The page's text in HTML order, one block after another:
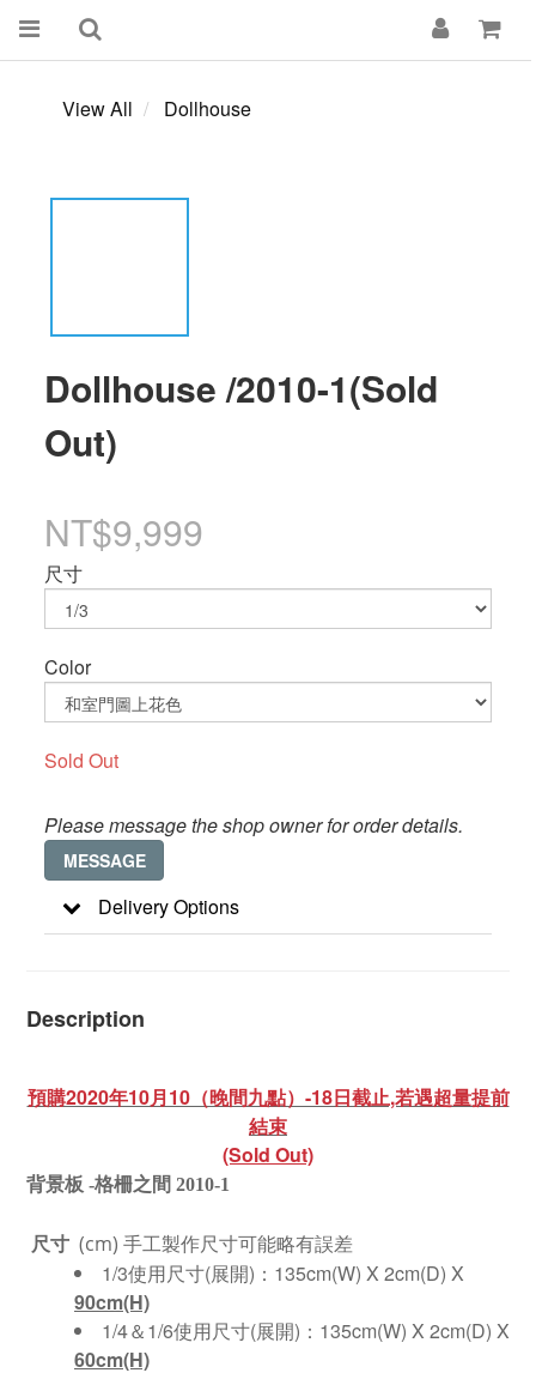
View All Dollhouse
Dollhouse /2010-1(Sold
Out)
NT$9,999
尺寸
Color
Sold Out
Please message the shop owner for order details.
MESSAGE
Delivery Options
Description
預購2020年10月10（晚間九點）-18日截止,若遇超量提前
結束
(Sold Out)
背景板 -格柵之間 2010-1
尺寸 (cm) 手工製作尺寸可能略有誤差
1/3使用尺寸(展開)： 135cm(W) X 2cm(D) X
90cm(H)
1/4＆1/6使用尺寸(展開)： 135cm(W) X 2cm(D) X
60cm(H)